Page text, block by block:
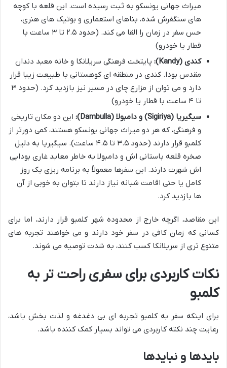
میراث جهانی یونسکو به ثبت رسیده است. این قلعه با کوچه
های سنگفرش شده، بناهای استعماری و بوتیک های هنری،
حس سفر در زمان را القا می کند. (حدود ۲.۵ تا ۳ ساعت با
قطار یا خودرو)
کندی (Kandy):
پایتخت فرهنگی سریلانکا و خانه معبد دندان
مقدس بودا. کندی در منطقه ای کوهستانی با طبیعت زیبا قرار
دارد و می توان از مزارع چای در مسیر نیز بازدید کرد. (حدود ۳
تا ۴ ساعت با قطار یا خودرو)
سیگیریا (Sigiriya) و دامبولا (Dambulla):
این دو مکان تاریخی
و فرهنگی، که هر دو میراث جهانی یونسکو هستند، کمی دورتر از
کلمبو قرار دارند (حدود ۳.۵ تا ۴.۵ ساعت). سیگیریا به دلیل
صخره قلعه باستانی اش و دامبولا به خاطر معابد غاری بودایی
اش شهرت دارند. این سفرها معمولاً به برنامه ریزی یک روز
کامل یا حتی اقامت شبانه نیاز دارند تا بتوان به خوبی از آن
ها بازدید کرد.
این مقاصد، اگرچه خارج از محدوده شهر کلمبو قرار دارند، اما برای
کسانی که زمان کافی در سفر خود دارند و می خواهند تجربه های
متنوع تری از سریلانکا کسب کنند، به شدت توصیه می شوند.
نکات کاربردی برای سفری راحت تر به
کلمبو
برای اینکه سفر به کلمبو تجربه ای بی دغدغه و لذت بخش باشد،
رعایت چند نکته کاربردی می تواند بسیار کمک کننده باشد.
بایدها و نبایدها